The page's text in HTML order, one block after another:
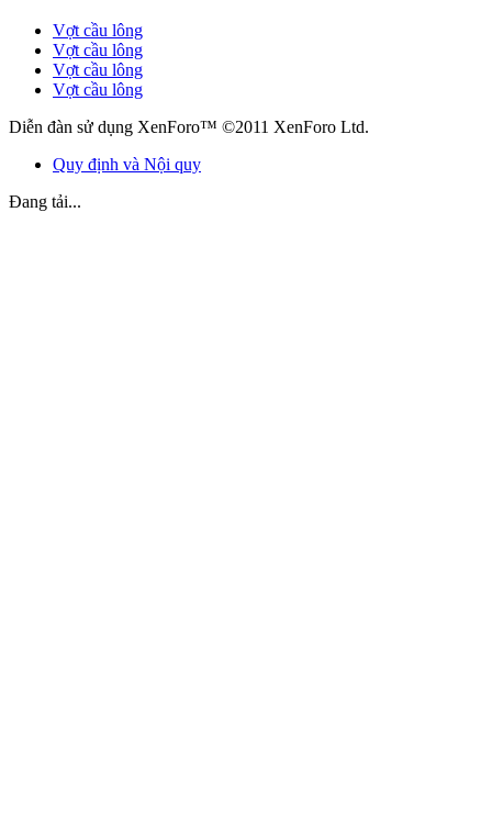
Vợt cầu lông
Vợt cầu lông
Vợt cầu lông
Vợt cầu lông
Diễn đàn sử dụng XenForo™ ©2011 XenForo Ltd.
Quy định và Nội quy
Đang tải...